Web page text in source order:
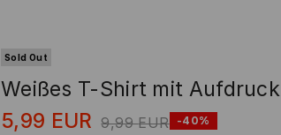
Sold Out
Weißes T-Shirt mit Aufdruck
5,99 EUR 9,99 EUR
-40%